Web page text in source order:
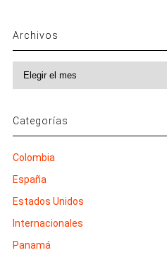
Archivos
Categorías
Colombia
España
Estados Unidos
Internacionales
Panamá